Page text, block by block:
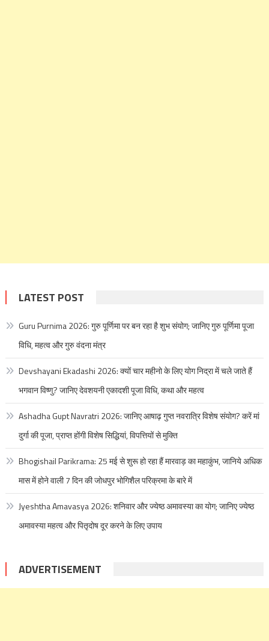
LATEST POST
Guru Purnima 2026: गुरु पूर्णिमा पर बन रहा है शुभ संयोग; जानिए गुरु पूर्णिमा पूजा
विधि, महत्व और गुरु वंदना मंत्र
Devshayani Ekadashi 2026: क्यों चार महीनो के लिए योग निद्रा में चले जाते हैं
भगवान विष्णु? जानिए देवशयनी एकादशी पूजा विधि, कथा और महत्व
Ashadha Gupt Navratri 2026: जानिए आषाढ़ गुप्त नवरात्रि विशेष संयोग? करें मां
दुर्गा की पूजा, प्राप्त होंगी विशेष सिद्धियां, विपत्तियों से मुक्ति
Bhogishail Parikrama: 25 मई से शुरू हो रहा हैं मारवाड़ का महाकुंभ, जानिये अधिक
मास में होने वाली 7 दिन की जोधपुर भोगिशैल परिक्रमा के बारे में
Jyeshtha Amavasya 2026: शनिवार और ज्येष्ठ अमावस्या का योग; जानिए ज्येष्ठ
अमावस्या महत्व और पितृदोष दूर करने के लिए उपाय
ADVERTISEMENT